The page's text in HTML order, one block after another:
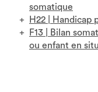
somatique
H22
Handicap
F13
Bilan
ou enfant en